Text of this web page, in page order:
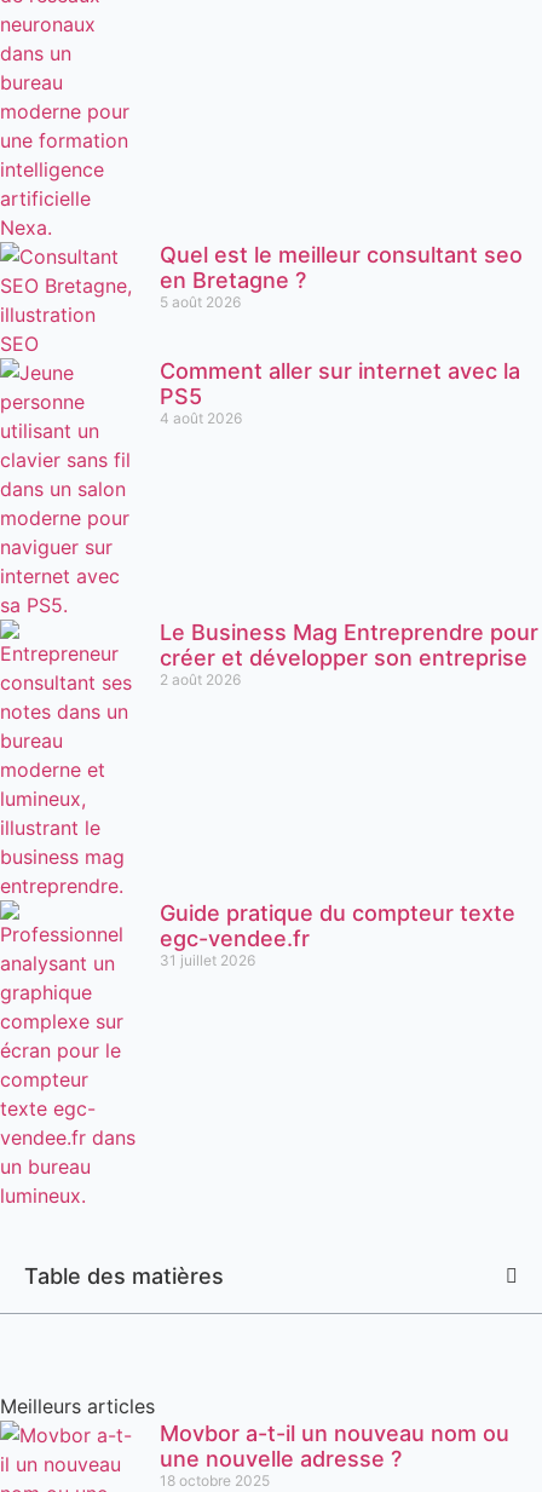
Quel est le meilleur consultant seo
en Bretagne ?
5 août 2026
Comment aller sur internet avec la
PS5
4 août 2026
Le Business Mag Entreprendre pour
créer et développer son entreprise
2 août 2026
Guide pratique du compteur texte
egc-vendee.fr
31 juillet 2026
Table des matières
Meilleurs articles
Movbor a-t-il un nouveau nom ou
une nouvelle adresse ?
18 octobre 2025